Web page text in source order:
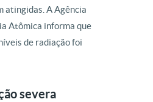
atingidas. A Agência
Atômica informa que
de radiação foi
severa